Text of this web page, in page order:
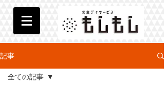
記事
全ての記事